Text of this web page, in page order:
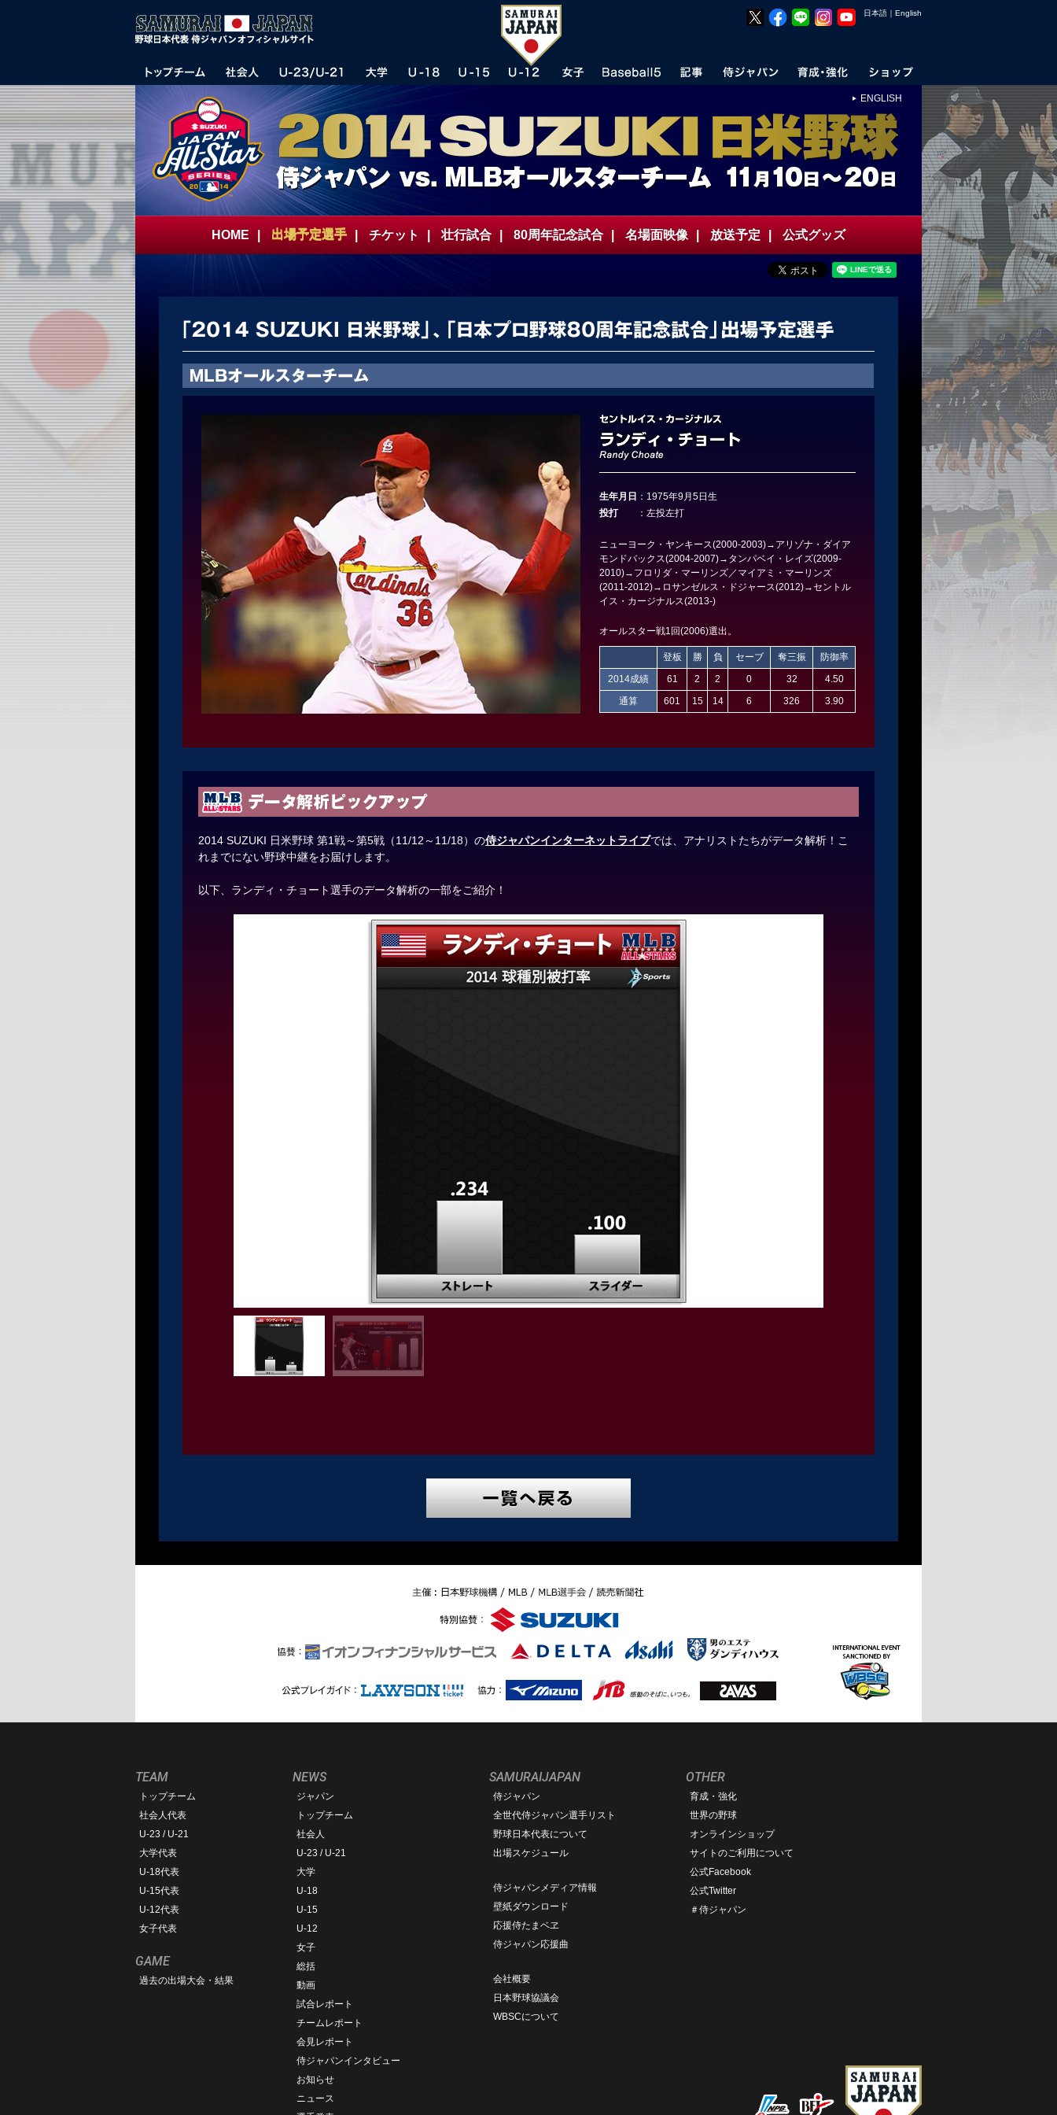
日本語 ｜ English
ENGLISH
HOME 出場予定選手 チケット 壮行試合 80周年記念試合 名場面映像 放送予定 公式グッズ
生年月日 ： 1975年9月5日生
投打
： 左投左打
ニューヨーク・ヤンキース(2000-2003)→アリゾナ・ダイア
モンドバックス(2004-2007)→タンパベイ・レイズ(2009-
2010)→フロリダ・マーリンズ／マイアミ・マーリンズ
(2011-2012)→ロサンゼルス・ドジャース(2012)→セントル
イス・カージナルス(2013-)
オールスター戦1回(2006)選出。
登板 勝 負 セーブ 奪三振
防御率
2014成績
61 2 2 0 32
4.50
通算
601 15 14 6 326 3.90
2014 SUZUKI 日米野球 第1戦～第5戦（11/12～11/18）の侍ジャパンインターネットライブでは、アナリストたちがデータ解析！こ
れまでにない野球中継をお届けします。
以下、ランディ・チョート選手のデータ解析の一部をご紹介！
TEAM
トップチーム
社会人代表
U-23 / U-21
大学代表
U-18代表
U-15代表
U-12代表
女子代表
GAME
過去の出場大会・結果
NEWS
ジャパン
トップチーム
社会人
U-23 / U-21
大学
U-18
U-15
U-12
女子
総括
動画
試合レポート
チームレポート
会見レポート
侍ジャパンインタビュー
お知らせ
ニュース
SAMURAIJAPAN
侍ジャパン
全世代侍ジャパン選手リスト
野球日本代表について
出場スケジュール
侍ジャパンメディア情報
壁紙ダウンロード
応援侍たまベヱ
侍ジャパン応援曲
会社概要
日本野球協議会
WBSCについて
OTHER
育成・強化
世界の野球
オンラインショップ
サイトのご利用について
公式Facebook
公式Twitter
＃侍ジャパン